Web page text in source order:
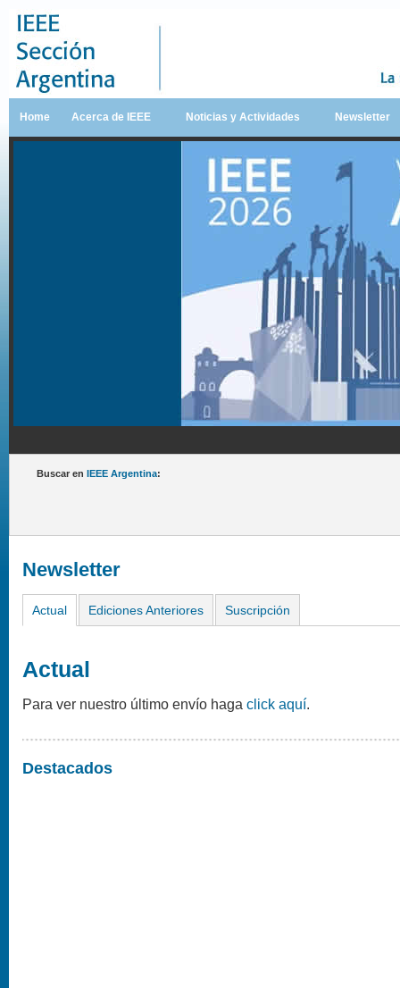
Home Acerca de IEEE Noticias y Actividades Newsletter
Buscar en IEEE Argentina:
Newsletter
Actual Ediciones Anteriores Suscripción
Actual
Para ver nuestro último envío haga click aquí.
Destacados